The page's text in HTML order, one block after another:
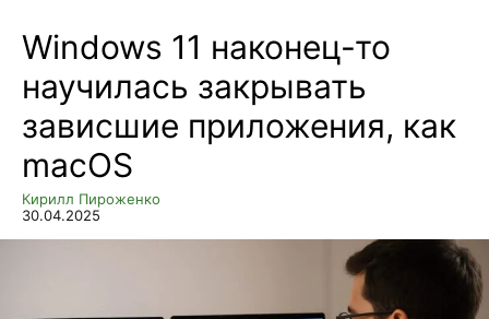
Windows 11 наконец-то
научилась закрывать
зависшие приложения, как
macOS
Кирилл Пироженко
30.04.2025